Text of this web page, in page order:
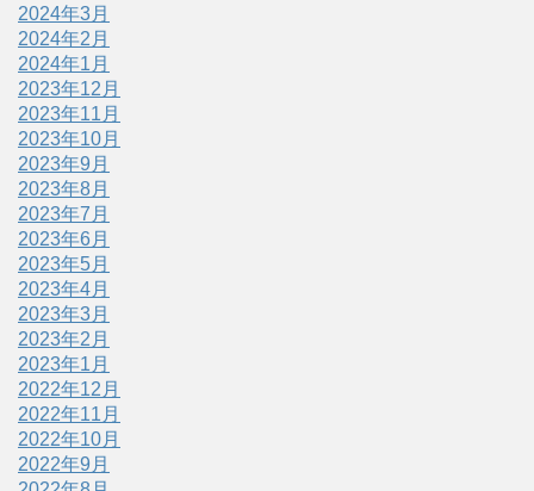
2024年3月
2024年2月
2024年1月
2023年12月
2023年11月
2023年10月
2023年9月
2023年8月
2023年7月
2023年6月
2023年5月
2023年4月
2023年3月
2023年2月
2023年1月
2022年12月
2022年11月
2022年10月
2022年9月